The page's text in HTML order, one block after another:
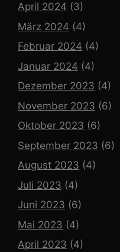
April 2024 (3)
März 2024 (4)
Februar 2024 (4)
Januar 2024 (4)
Dezember 2023 (4)
November 2023 (6)
Oktober 2023 (6)
September 2023 (6)
August 2023 (4)
Juli 2023 (4)
Juni 2023 (6)
Mai 2023 (4)
April 2023 (4)